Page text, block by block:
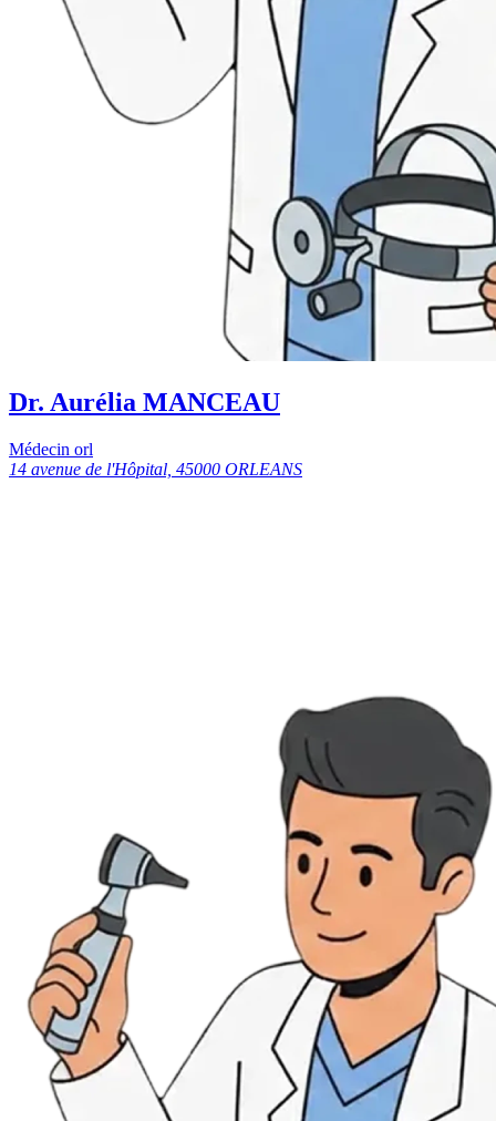
Dr. Aurélia MANCEAU
Médecin orl
14 avenue de l'Hôpital, 45000 ORLEANS